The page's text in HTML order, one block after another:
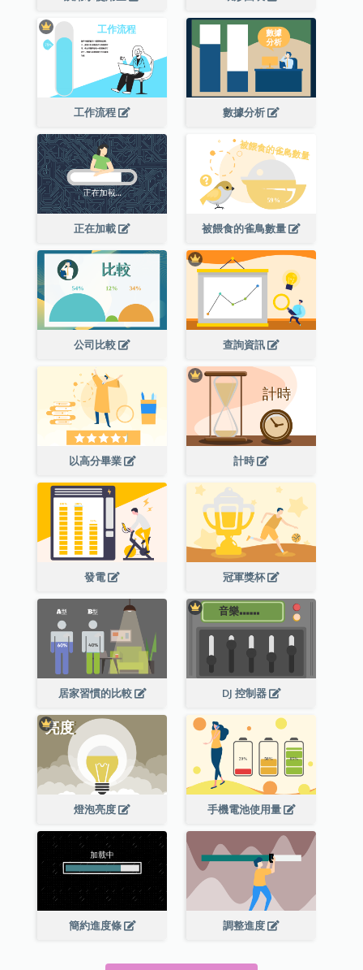
工作流程 數據分析
正在加載 被餵食的雀鳥數量
公司比較 查詢資訊
以高分畢業 計時
發電 冠軍獎杯
居家習慣的比較 DJ 控制器
燈泡亮度 手機電池使用量
簡約進度條 調整進度